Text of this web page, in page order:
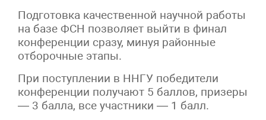
Подготовка качественной научной работы
на базе ФСН позволяет выйти в финал
конференции сразу, минуя районные
отборочные этапы.
При поступлении в ННГУ победители
конференции получают 5 баллов, призеры
— 3 балла, все участники — 1 балл.